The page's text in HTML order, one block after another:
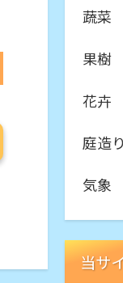
蔬菜
果樹
花卉
庭造り
気象
当サ